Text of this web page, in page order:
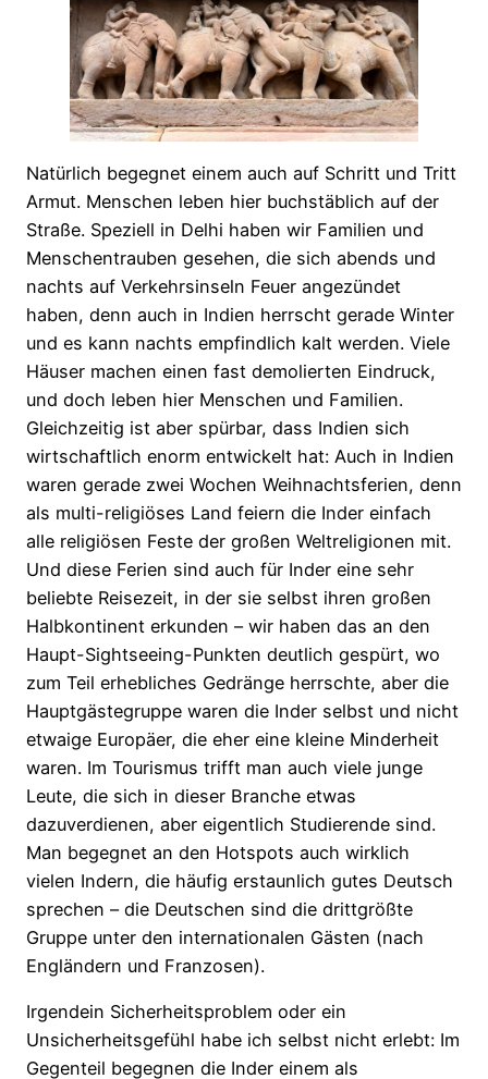
Natürlich begegnet einem auch auf Schritt und Tritt
Armut. Menschen leben hier buchstäblich auf der
Straße. Speziell in Delhi haben wir Familien und
Menschentrauben gesehen, die sich abends und
nachts auf Verkehrsinseln Feuer angezündet
haben, denn auch in Indien herrscht gerade Winter
und es kann nachts empfindlich kalt werden. Viele
Häuser machen einen fast demolierten Eindruck,
und doch leben hier Menschen und Familien.
Gleichzeitig ist aber spürbar, dass Indien sich
wirtschaftlich enorm entwickelt hat: Auch in Indien
waren gerade zwei Wochen Weihnachtsferien, denn
als multi-religiöses Land feiern die Inder einfach
alle religiösen Feste der großen Weltreligionen mit.
Und diese Ferien sind auch für Inder eine sehr
beliebte Reisezeit, in der sie selbst ihren großen
Halbkontinent erkunden – wir haben das an den
Haupt-Sightseeing-Punkten deutlich gespürt, wo
zum Teil erhebliches Gedränge herrschte, aber die
Hauptgästegruppe waren die Inder selbst und nicht
etwaige Europäer, die eher eine kleine Minderheit
waren. Im Tourismus trifft man auch viele junge
Leute, die sich in dieser Branche etwas
dazuverdienen, aber eigentlich Studierende sind.
Man begegnet an den Hotspots auch wirklich
vielen Indern, die häufig erstaunlich gutes Deutsch
sprechen – die Deutschen sind die drittgrößte
Gruppe unter den internationalen Gästen (nach
Engländern und Franzosen).
Irgendein Sicherheitsproblem oder ein
Unsicherheitsgefühl habe ich selbst nicht erlebt: Im
Gegenteil begegnen die Inder einem als